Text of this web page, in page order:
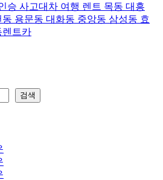
승 사고대차 여행 렌트 목동 대흥
용문동 대화동 중앙동 삼성동 효
렌트카
검색